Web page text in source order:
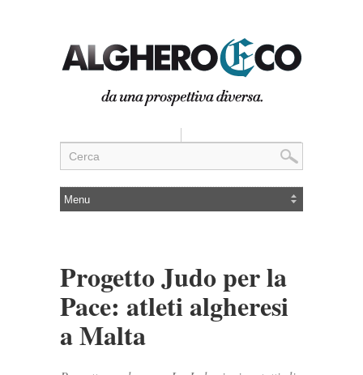
Progetto Judo per la
Pace: atleti algheresi
a Malta